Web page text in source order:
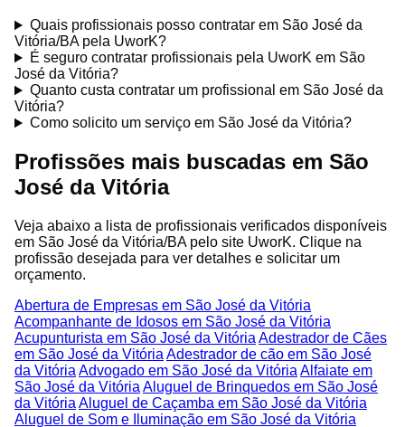
Quais profissionais posso contratar em São José da
Vitória/BA pela UworK?
É seguro contratar profissionais pela UworK em São
José da Vitória?
Quanto custa contratar um profissional em São José da
Vitória?
Como solicito um serviço em São José da Vitória?
Profissões mais buscadas em São
José da Vitória
Veja abaixo a lista de profissionais verificados disponíveis
em São José da Vitória/BA pelo site UworK. Clique na
profissão desejada para ver detalhes e solicitar um
orçamento.
Abertura de Empresas em São José da Vitória
Acompanhante de Idosos em São José da Vitória
Acupunturista em São José da Vitória Adestrador de Cães
em São José da Vitória Adestrador de cão em São José
da Vitória Advogado em São José da Vitória Alfaiate em
São José da Vitória Aluguel de Brinquedos em São José
da Vitória Aluguel de Caçamba em São José da Vitória
Aluguel de Som e Iluminação em São José da Vitória